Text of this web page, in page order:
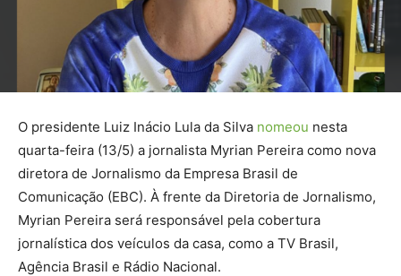
O presidente Luiz Inácio Lula da Silva nomeou nesta
quarta-feira (13/5) a jornalista Myrian Pereira como nova
diretora de Jornalismo da Empresa Brasil de
Comunicação (EBC). À frente da Diretoria de Jornalismo,
Myrian Pereira será responsável pela cobertura
jornalística dos veículos da casa, como a TV Brasil,
Agência Brasil e Rádio Nacional.